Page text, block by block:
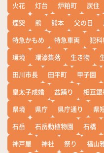
火花
灯台 炉粕町 炭住
煙突
熊 熊本 父の日
特急かもめ
特急車両 犯
環境
環濠集落 生き物
田川市長
田平町 甲子園
皇太子成婚
盆踊り 相互
県境
県庁 県庁通り 県
石岳
石岳動植物園 石橋
神戸屋
神社 祭り 福山